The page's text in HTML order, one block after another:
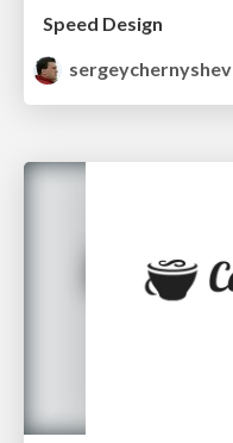
Speed Design
sergeychernyshev